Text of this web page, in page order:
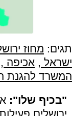
תגים: מחוז
ישראל , אכיפה ,
המשרד להגנת
"בכיף שלו":
ירושלים